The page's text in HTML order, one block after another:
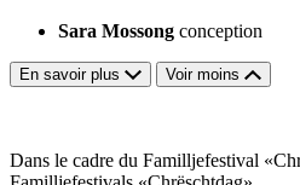
Sara Mossong conception
En savoir plus Voir moins
Dans le cadre du Familljefestival